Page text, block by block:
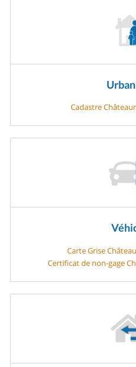
Cadastre
Carte Grise
Certificat de non-gage